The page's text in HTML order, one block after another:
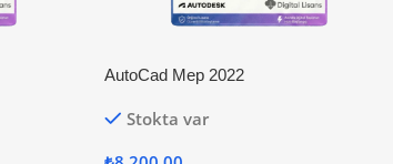
AutoCad Mep 2022
Stokta var